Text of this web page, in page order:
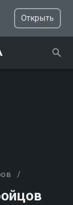
Открыть
/